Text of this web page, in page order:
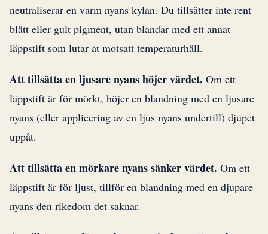
neutraliserar en varm nyans kylan. Du tillsätter inte rent
blått eller gult pigment, utan blandar med ett annat
läppstift som lutar åt motsatt temperaturhåll.
Att tillsätta en ljusare nyans höjer värdet. Om ett
läppstift är för mörkt, höjer en blandning med en ljusare
nyans (eller applicering av en ljus nyans undertill) djupet
uppåt.
Att tillsätta en mörkare nyans sänker värdet. Om ett
läppstift är för ljust, tillför en blandning med en djupare
nyans den rikedom det saknar.